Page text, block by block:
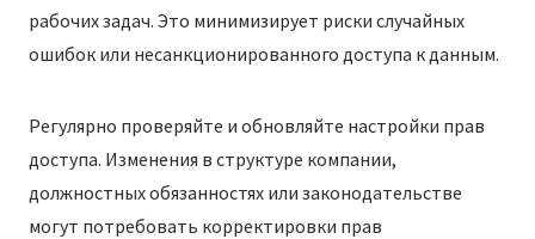
рабочих задач. Это минимизирует риски случайных
ошибок или несанкционированного доступа к данным.
Регулярно проверяйте и обновляйте настройки прав
доступа. Изменения в структуре компании,
должностных обязанностях или законодательстве
могут потребовать корректировки прав